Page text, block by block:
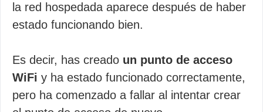
la red hospedada aparece después de haber
estado funcionando bien.
Es decir, has creado un punto de acceso
WiFi y ha estado funcionado correctamente,
pero ha comenzado a fallar al intentar crear